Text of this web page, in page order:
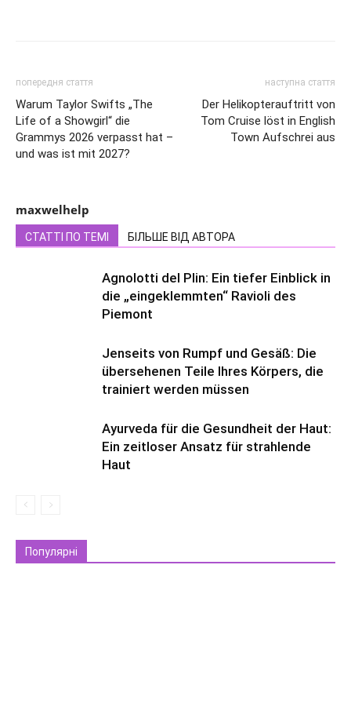
попередня стаття
Warum Taylor Swifts „The
Life of a Showgirl“ die
Grammys 2026 verpasst hat –
und was ist mit 2027?
наступна стаття
Der Helikopterauftritt von
Tom Cruise löst in English
Town Aufschrei aus
maxwelhelp
СТАТТІ ПО ТЕМІ БІЛЬШЕ ВІД АВТОРА
Agnolotti del Plin: Ein tiefer Einblick in
die „eingeklemmten“ Ravioli des
Piemont
Jenseits von Rumpf und Gesäß: Die
übersehenen Teile Ihres Körpers, die
trainiert werden müssen
Ayurveda für die Gesundheit der Haut:
Ein zeitloser Ansatz für strahlende
Haut
Популярні